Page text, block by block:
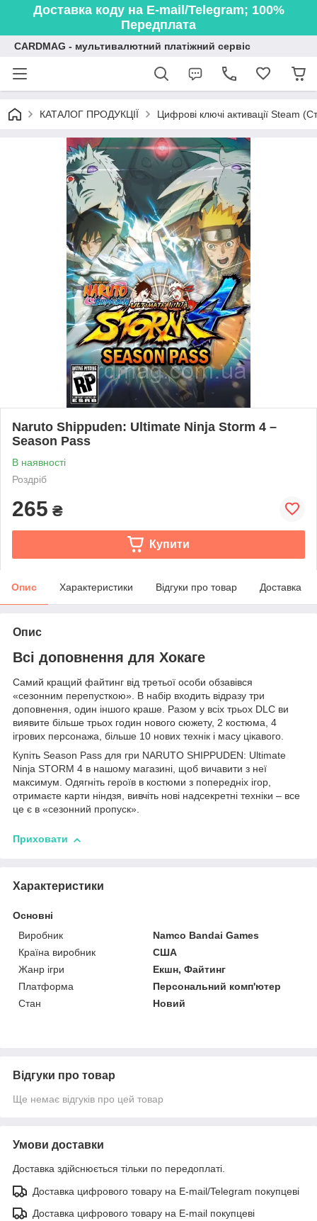
Доставка коду на E-mail/Telegram; 100%
Передплата
CARDMAG - мультивалютний платіжний сервіс
КАТАЛОГ ПРОДУКЦІЇ Цифрові ключі активації Steam
Naruto Shippuden: Ultimate Ninja Storm 4 –
Season Pass
В наявності
Роздріб
265 ₴
Купити
Опис Характеристики Відгуки про товар Доставка
Опис
Всі доповнення для Хокаге
Самий кращий файтинг від третьої особи обзавівся
«сезонним перепусткою». В набір входить відразу три
доповнення, один іншого краше. Разом у всіх трьох DLC ви
виявите більше трьох годин нового сюжету, 2 костюма, 4
ігрових персонажа, більше 10 нових технік і масу цікавого.
Купіть Season Pass для гри NARUTO SHIPPUDEN: Ultimate
Ninja STORM 4 в нашому магазині, щоб вичавити з неї
максимум. Одягніть героїв в костюми з попередніх ігор,
отримаєте карти ніндзя, вивчіть нові надсекретні техніки – все
це є в «сезонний пропуск».
Приховати
Характеристики
Основні
Виробник
Namco Bandai Games
Країна виробник
США
Жанр ігри
Екшн, Файтинг
Платформа
Персональний комп'ютер
Стан
Новий
Відгуки про товар
Ще немає відгуків про цей товар
Умови доставки
Доставка здійснюється тільки по передоплаті.
Доставка цифрового товару на E-mail/Telegram покупцеві
Доставка цифрового товару на E-mail покупцеві